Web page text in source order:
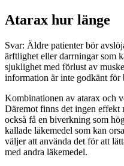
Atarax hur länge
Svar: Äldre patienter bör
ärftlighet eller darrningar som
sjuklighet med förlust av
information är inte godkänt för
Kombinationen av atarax och
Däremot finns det ingen effekt
också få en biverkning som
kallade läkemedel som kan
väljer att använda det för att
med andra läkemedel.